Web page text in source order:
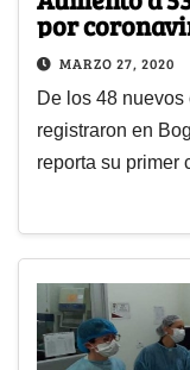
por
MARZO 27, 2020
De los 48
registraron en
reporta su primer